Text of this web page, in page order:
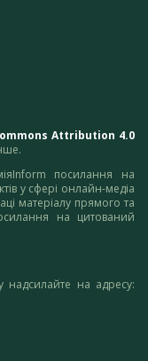
Attribution 4.0
посилання на
у сфері онлайн-медіа
матеріалу прямого та
на цитований
надсилайте на адресу: